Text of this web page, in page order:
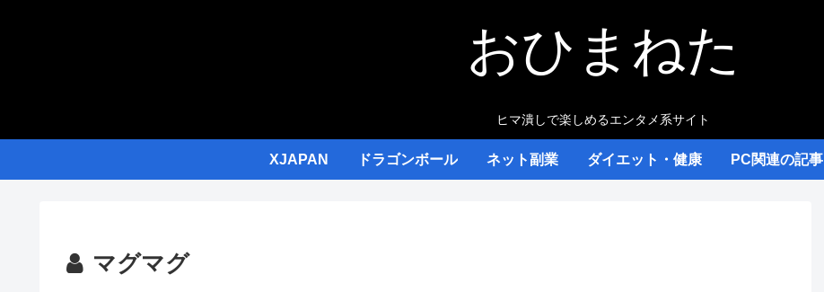
おひまねた
ヒマ潰しで楽しめるエンタメ系サイト
XJAPAN ドラゴンボール ネット副業 ダイエット・健康 PC関連の記事
マグマグ